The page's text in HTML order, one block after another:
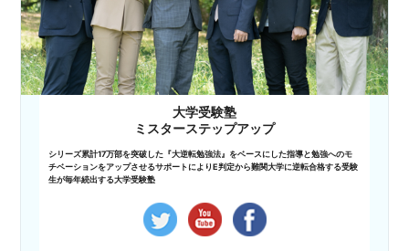
大学受験塾
ミスターステップアップ
シリーズ累計17万部を突破した『大逆転勉強法』をベースにした指導と勉強へのモ
チベーションをアップさせるサポートによりE判定から難関大学に逆転合格する受験
生が毎年続出する大学受験塾